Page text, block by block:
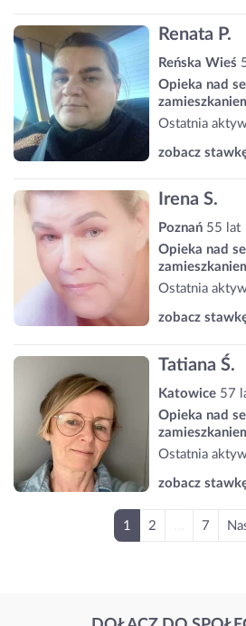
Renata P.
Reńska Wieś
Opieka nad
Ostatnia
zobacz
Irena S.
Poznań 55 lat
Opieka nad
Ostatnia
zobacz
Tatiana Ś.
Katowice 57
Opieka nad
Ostatnia
zobacz
1 2 7